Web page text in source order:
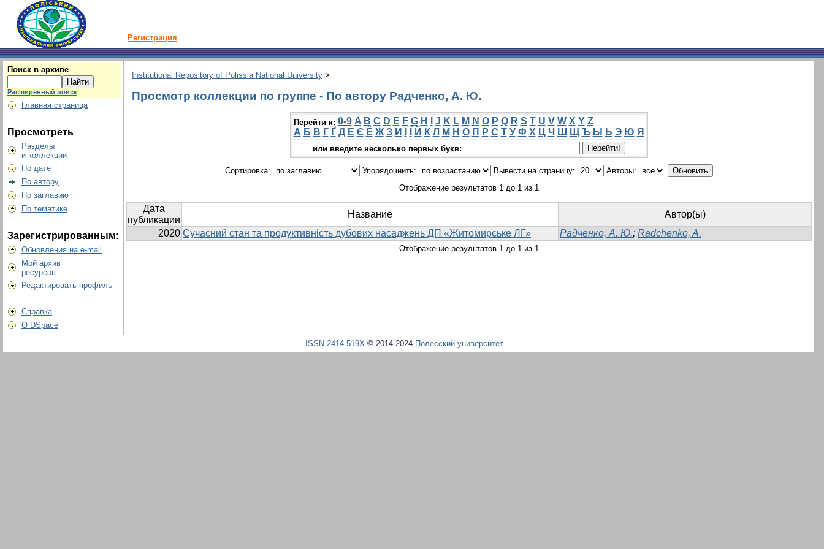
Регистрация
Поиск в архиве
Расширенный поиск
Главная страница
Просмотреть
Разделы
и коллекции
По дате
По автору
По заглавию
По тематике
Зарегистрированным:
Обновления на e-mail
Мой архив
ресурсов
Редактировать профиль
Справка
О DSpace
Institutional Repository of Polissia National University >
Просмотр коллекции по группе - По автору Радченко, А. Ю.
Перейти к: 0-9 A B C D E F G H J K L M N O P Q R S T U V W X Y Z
А Б В Г Ґ Д Е Є Ё Ж З И Й К Л М Н О П Р С Т У Ф Х Ц Ч Ш Щ Ъ Ы Ь Э Ю Я
или введите несколько первых букв:
Сортировка: Упорядочнить: Вывести на страницу:
Авторы:
Отображение результатов 1 до 1 из 1
Дата
публикации
Название
Автор(ы)
2020 Сучасний стан та продуктивність дубових насаджень ДП «Житомирське ЛГ» Радченко, А. Ю.; Radchenko, A.
Отображение результатов 1 до 1 из 1
ISSN 2414-519X© 2014-2024 Полесский университет